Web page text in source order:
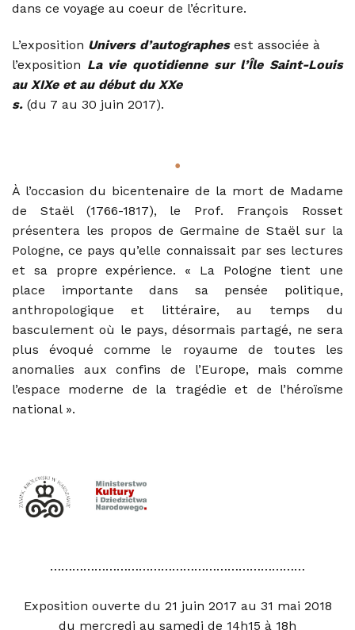
dans ce voyage au coeur de l’écriture.
L’exposition Univers d’autographesest associée à
l’exposition La vie quotidienne sur l’Île Saint-Louis
au XIXe et au début du XXe
s. (du 7 au 30 juin 2017).
•
À l’occasion du bicentenaire de la mort de Madame
de Staël (1766-1817), le Prof. François Rosset
présentera les propos de Germaine de Staël sur la
Pologne, ce pays qu’elle connaissait par ses lectures
et sa propre expérience. « La Pologne tient une
place importante dans sa pensée politique,
anthropologique et littéraire, au temps du
basculement où le pays, désormais partagé, ne sera
plus évoqué comme le royaume de toutes les
anomalies aux confins de l’Europe, mais comme
l’espace moderne de la tragédie et de l’héroïsme
national ».
……………………………………………………………
Exposition ouverte du 21 juin 2017 au 31 mai 2018
du mercredi au samedi de 14h15 à 18h